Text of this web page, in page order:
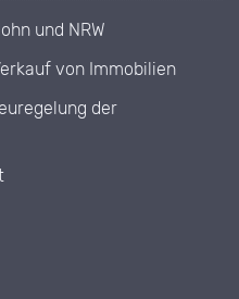
und NRW
von Immobilien
der